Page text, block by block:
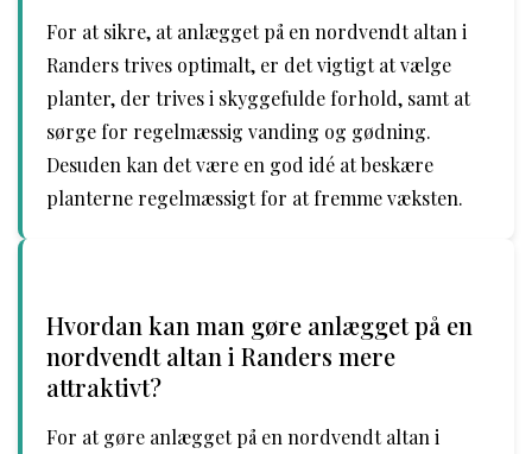
For at sikre, at anlægget på en nordvendt altan i
Randers trives optimalt, er det vigtigt at vælge
planter, der trives i skyggefulde forhold, samt at
sørge for regelmæssig vanding og gødning.
Desuden kan det være en god idé at beskære
planterne regelmæssigt for at fremme væksten.
Hvordan kan man gøre anlægget på en
nordvendt altan i Randers mere
attraktivt?
For at gøre anlægget på en nordvendt altan i